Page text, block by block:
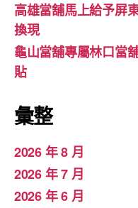
高雄當舖馬上給予屏
換現
龜山當舖專屬林口當
貼
彙整
2026 年 8 月
2026 年 7 月
2026 年 6 月